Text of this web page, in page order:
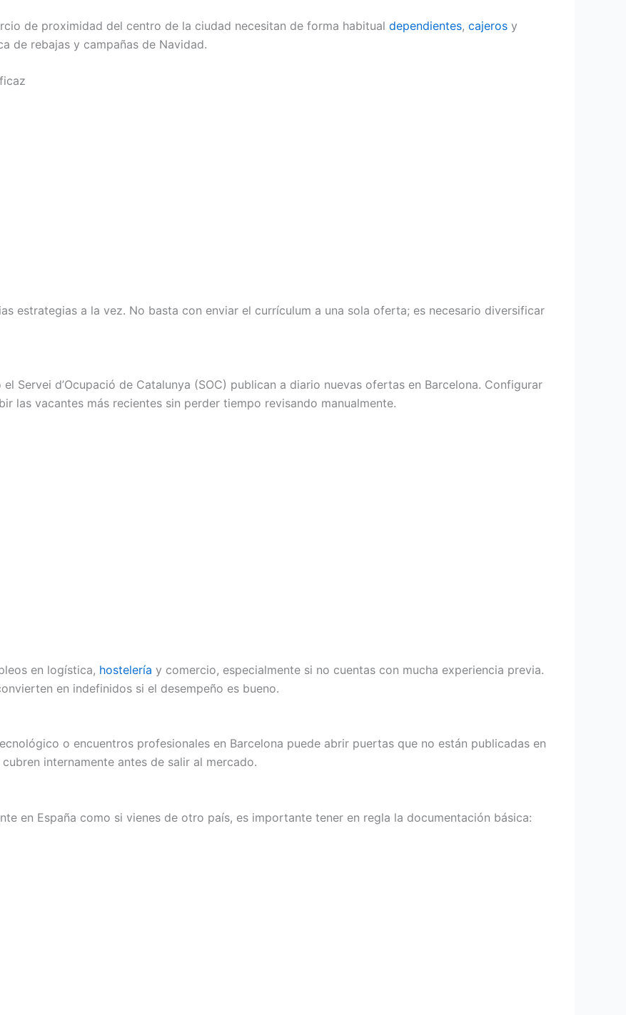
de proximidad del centro de la ciudad necesitan de forma habitual dependientes, cajeros y
de rebajas y campañas de Navidad.
estrategias a la vez. No basta con enviar el currículum a una sola oferta; es necesario diversificar
Servei d’Ocupació de Catalunya (SOC) publican a diario nuevas ofertas en Barcelona. Configurar
las vacantes más recientes sin perder tiempo revisando manualmente.
en logística, hostelería y comercio, especialmente si no cuentas con mucha experiencia previa.
en indefinidos si el desempeño es bueno.
o encuentros profesionales en Barcelona puede abrir puertas que no están publicadas en
internamente antes de salir al mercado.
en España como si vienes de otro país, es importante tener en regla la documentación básica: